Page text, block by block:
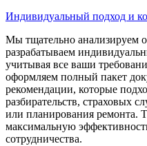
Индивидуальный подход и
Мы тщательно анализируем
разрабатываем
учитывая все ваши
оформляем полный пакет
рекомендации, которые
разбирательств, страховых
или планирования ремонта.
максимальную
сотрудничества.